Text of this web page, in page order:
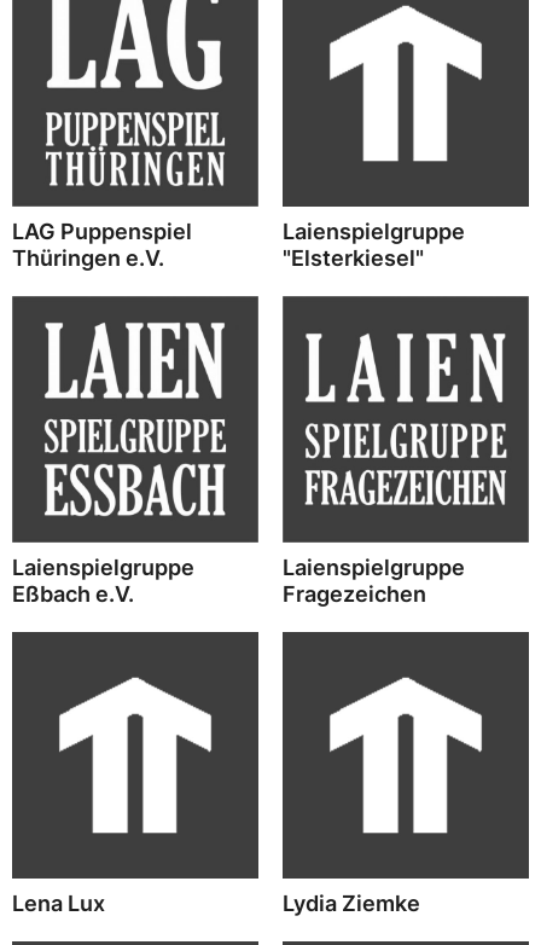
LAG Puppenspiel
Thüringen e.V.
Laienspielgruppe
"Elsterkiesel"
Laienspielgruppe
Eßbach e.V.
Laienspielgruppe
Fragezeichen
Lena Lux Lydia Ziemke